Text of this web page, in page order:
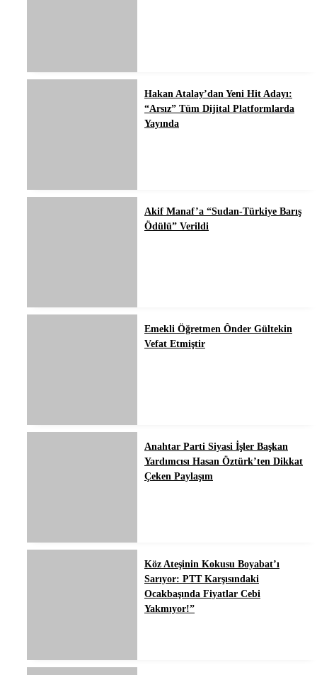
Hakan Atalay’dan Yeni Hit Adayı:
“Arsız” Tüm Dijital Platformlarda
Yayında
Akif Manaf’a “Sudan-Türkiye Barış
Ödülü” Verildi
Emekli Öğretmen Ônder Gültekin
Vefat Etmiştir
Anahtar Parti Siyasi İşler Başkan
Yardımcısı Hasan Öztürk’ten Dikkat
Çeken Paylaşım
Köz Ateşinin Kokusu Boyabat’ı
Sarıyor: PTT Karşısındaki
Ocakbaşında Fiyatlar Cebi
Yakmıyor!”